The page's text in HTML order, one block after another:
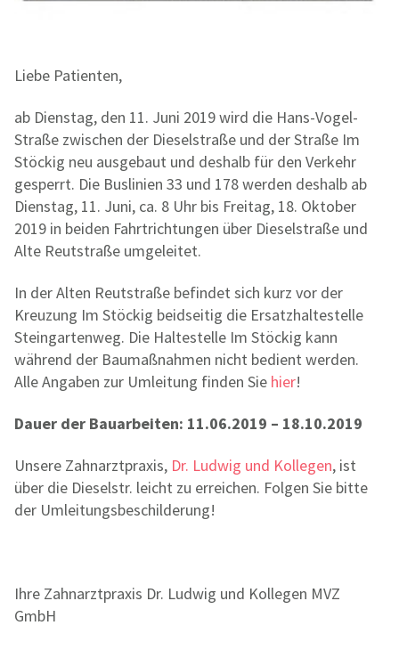
Liebe Patienten,
ab Dienstag, den 11. Juni 2019 wird die Hans-Vogel-
Straße zwischen der Dieselstraße und der Straße Im
Stöckig neu ausgebaut und deshalb für den Verkehr
gesperrt. Die Buslinien 33 und 178 werden deshalb ab
Dienstag, 11. Juni, ca. 8 Uhr bis Freitag, 18. Oktober
2019 in beiden Fahrtrichtungen über Dieselstraße und
Alte Reutstraße umgeleitet.
In der Alten Reutstraße befindet sich kurz vor der
Kreuzung Im Stöckig beidseitig die Ersatzhaltestelle
Steingartenweg. Die Haltestelle Im Stöckig kann
während der Baumaßnahmen nicht bedient werden.
Alle Angaben zur Umleitung finden Sie hier!
Dauer der Bauarbeiten: 11.06.2019 – 18.10.2019
Unsere Zahnarztpraxis, Dr. Ludwig und Kollegen, ist
über die Dieselstr. leicht zu erreichen. Folgen Sie bitte
der Umleitungsbeschilderung!
Ihre Zahnarztpraxis Dr. Ludwig und Kollegen MVZ
GmbH